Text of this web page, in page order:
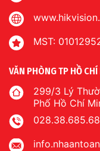
MST:
VĂN PHÒNG TP HỒ
299/3 Lý
Phố Hồ Chí